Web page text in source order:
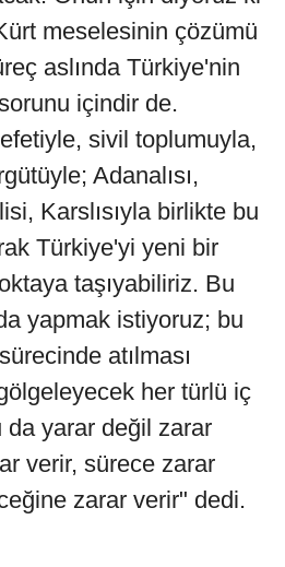
meselesinin çözümü
aslında Türkiye'nin
içindir de.
sivil toplumuyla,
Adanalısı,
Karslısıyla birlikte bu
Türkiye'yi yeni bir
taşıyabiliriz. Bu
yapmak istiyoruz; bu
atılması
her türlü iç
da yarar değil zarar
verir, sürece zarar
zarar verir" dedi.